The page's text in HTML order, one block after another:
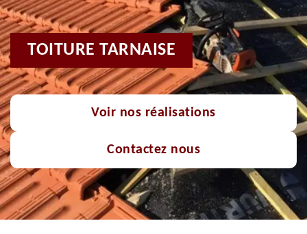
TOITURE TARNAISE
Voir nos réalisations
Contactez nous